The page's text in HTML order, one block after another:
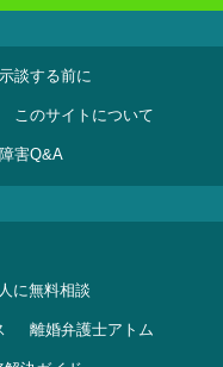
談する前に
このサイトについて
害Q&A
に無料相談
離婚弁護士アトム